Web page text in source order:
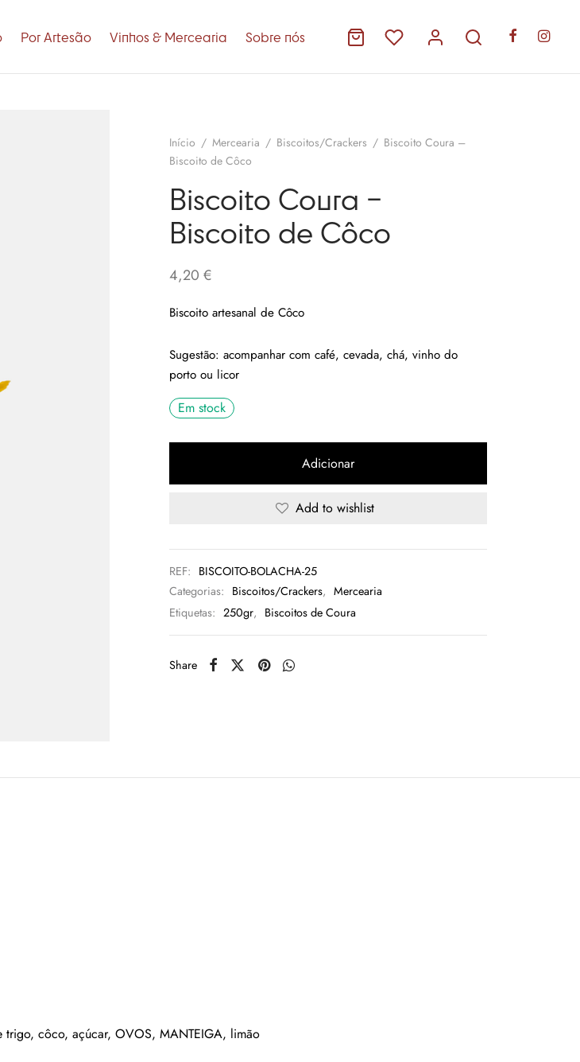
Por Artesão Vinhos & Mercearia Sobre nós
Início / Mercearia / Biscoitos/Crackers / Biscoito Coura –
Biscoito de Côco
Biscoito Coura –
Biscoito de Côco
4,20 €
Biscoito artesanal de Côco
Sugestão: acompanhar com café, cevada, chá, vinho do
porto ou licor
Em stock
Adicionar
Add to wishlist
REF: BISCOITO-BOLACHA-25
Categorias: Biscoitos/Crackers, Mercearia
Etiquetas: 250gr, Biscoitos de Coura
Share
trigo, côco, açúcar, OVOS, MANTEIGA, limão